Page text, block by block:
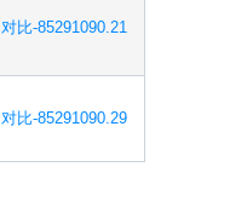
对比-85291090.21
对比-85291090.29